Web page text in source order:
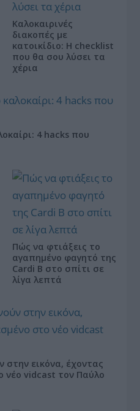
Καλοκαιρινές
διακοπές με
κατοικίδιο: Η checklist
που θα σου λύσει τα
χέρια
4 hacks που
Πώς να φτιάξεις το
αγαπημένο φαγητό της
Cardi B στο σπίτι σε
λίγα λεπτά
στην εικόνα, έχοντας
νέο vidcast τον Παύλο